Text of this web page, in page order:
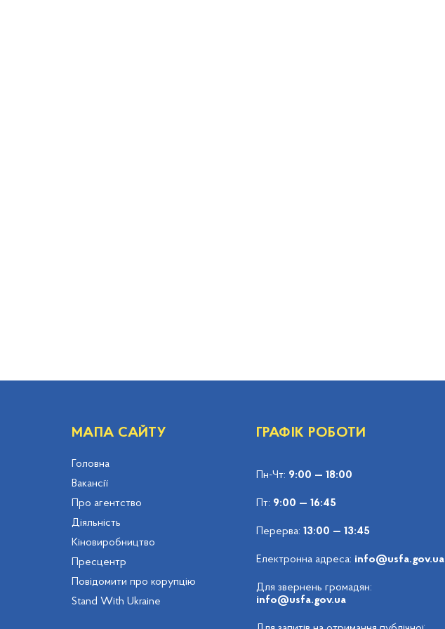
МАПА САЙТУ
Головна
Вакансії
Про агентство
Діяльність
Кіновиробництво
Пресцентр
Повідомити про корупцію
Stand With Ukraine
ГРАФІК РОБОТИ
Пн-Чт: 9:00 — 18:00
Пт: 9:00 — 16:45
Перерва: 13:00 — 13:45
Електронна адреса: info@usfa.gov.ua
Для звернень громадян:
info@usfa.gov.ua